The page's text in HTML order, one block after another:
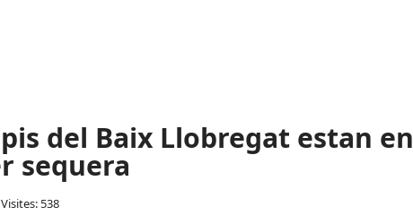
del Baix Llobregat estan en
sequera
Visites: 538